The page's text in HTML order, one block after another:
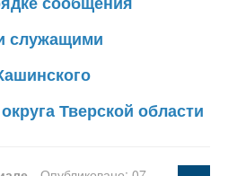
служащими
Тверской области